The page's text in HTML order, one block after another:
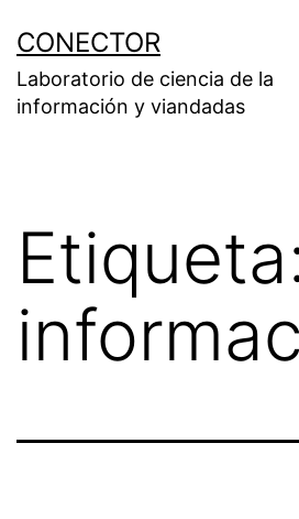
contenido
CONECTOR
Laboratorio de ciencia de la
información y viandadas